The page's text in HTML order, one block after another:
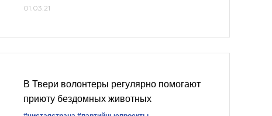
01.03.21
В Твери волонтеры регулярно помогают
приюту бездомных животных